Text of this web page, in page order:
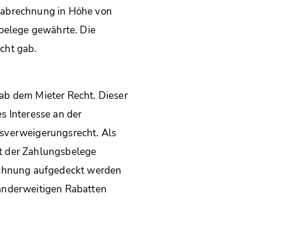
in Höhe von
gewährte. Die
gab.
dem Mieter Recht. Dieser
Interesse an der
Als
der Zahlungsbelege
aufgedeckt werden
Rabatten